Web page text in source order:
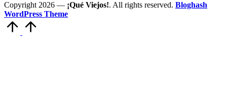
Copyright 2026 — ¡Qué Viejos!. All rights reserved. Bloghash
WordPress Theme